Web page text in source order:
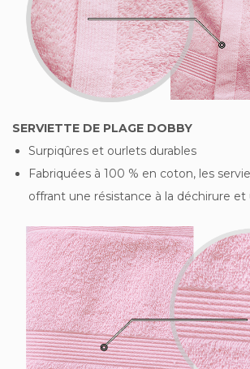
SERVIETTE DE PLAGE DOBBY
Surpiqûres et ourlets durables
Fabriquées à 100 % en coton, les
offrant une résistance à la déchirure